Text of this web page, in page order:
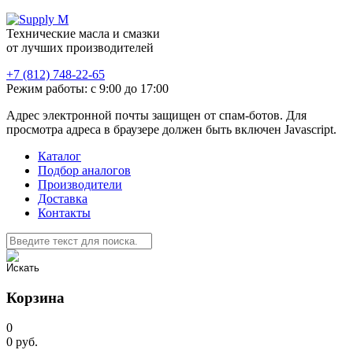
Технические масла и смазки
от лучших производителей
+7 (812) 748-22-65
Режим работы: с 9:00 до 17:00
Адрес электронной почты защищен от спам-ботов. Для
просмотра адреса в браузере должен быть включен Javascript.
Каталог
Подбор аналогов
Производители
Доставка
Контакты
Корзина
0
0 руб.